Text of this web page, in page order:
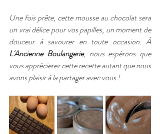
Une fois prête, cette mousse au chocolat sera
un vrai délice pour vos papilles, un moment de
douceur à savourer en toute occasion. À
L'Ancienne Boulangerie, nous espérons que
vous apprécierez cette recette autant que nous
avons plaisir à la partager avec vous !